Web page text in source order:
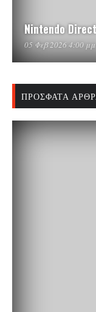
Nintendo
05 Φεβ 2026 4:00 μμ
ΠΡΌΣΦΑΤΑ